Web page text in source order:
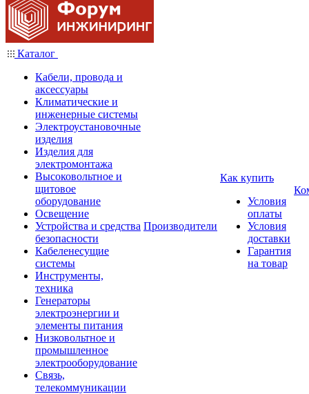
Каталог
Кабели, провода и
аксессуары
Климатические и
инженерные системы
Электроустановочные
изделия
Изделия для
электромонтажа
Высоковольтное и
щитовое
оборудование
Освещение
Устройства и средства
безопасности
Кабеленесущие
системы
Инструменты,
техника
Генераторы
электроэнергии и
элементы питания
Низковольтное и
промышленное
электрооборудование
Связь,
телекоммуникации
Производители
Как купить
Условия
оплаты
Условия
доставки
Гарантия
на товар